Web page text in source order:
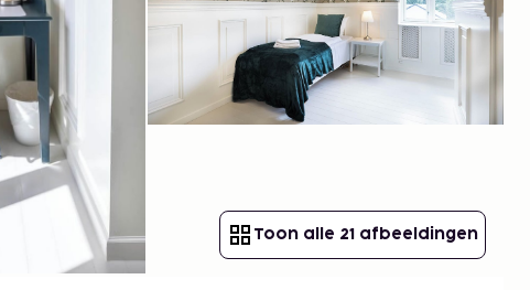
Toon alle 21 afbeeldingen